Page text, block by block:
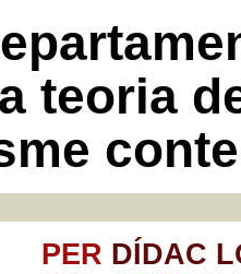
teoria
PER DÍDAC